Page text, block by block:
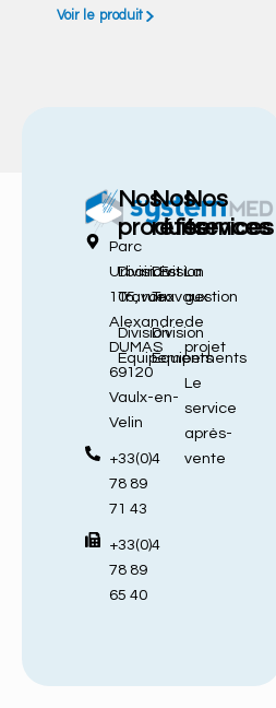
Voir le produit
Parc
Urbain Est
105, rue
Alexandre
DUMAS
69120
Vaulx-en-
Velin
+33(0)4
78 89
71 43
+33(0)4
78 89
65 40
Nos
produits
Division
Travaux
Division
Équipements
Nos
références
Division
Travaux
Division
Équipements
Nos
services
La
gestion
de
projet
Le
service
après-
vente